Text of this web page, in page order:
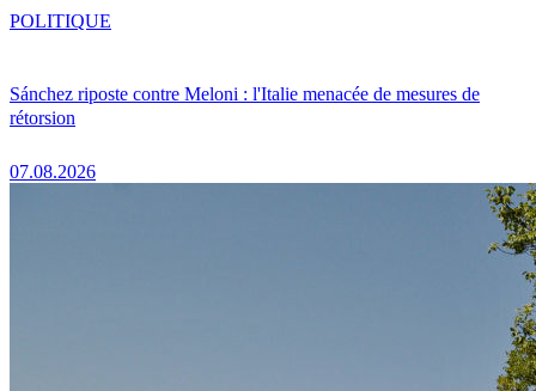
Sánchez riposte contre Meloni : l'Italie menacée de mesures de
rétorsion
07.08.2026
POLITIQUE